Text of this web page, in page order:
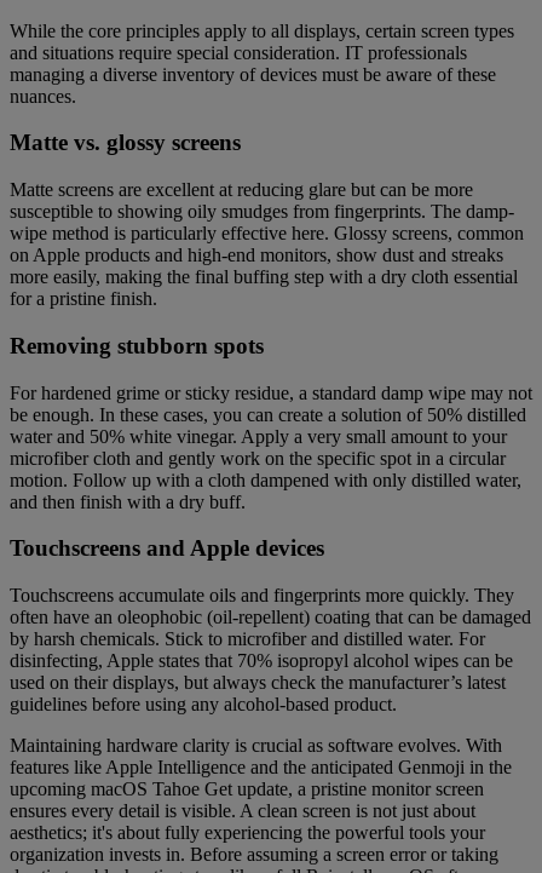
While the core principles apply to all displays, certain screen types
and situations require special consideration. IT professionals
managing a diverse inventory of devices must be aware of these
nuances.
Matte vs. glossy screens
Matte screens are excellent at reducing glare but can be more
susceptible to showing oily smudges from fingerprints. The damp-
wipe method is particularly effective here. Glossy screens, common
on Apple products and high-end monitors, show dust and streaks
more easily, making the final buffing step with a dry cloth essential
for a pristine finish.
Removing stubborn spots
For hardened grime or sticky residue, a standard damp wipe may not
be enough. In these cases, you can create a solution of 50% distilled
water and 50% white vinegar. Apply a very small amount to your
microfiber cloth and gently work on the specific spot in a circular
motion. Follow up with a cloth dampened with only distilled water,
and then finish with a dry buff.
Touchscreens and Apple devices
Touchscreens accumulate oils and fingerprints more quickly. They
often have an oleophobic (oil-repellent) coating that can be damaged
by harsh chemicals. Stick to microfiber and distilled water. For
disinfecting, Apple states that 70% isopropyl alcohol wipes can be
used on their displays, but always check the manufacturer’s latest
guidelines before using any alcohol-based product.
Maintaining hardware clarity is crucial as software evolves. With
features like Apple Intelligence and the anticipated Genmoji in the
upcoming macOS Tahoe Get update, a pristine monitor screen
ensures every detail is visible. A clean screen is not just about
aesthetics; it's about fully experiencing the powerful tools your
organization invests in. Before assuming a screen error or taking